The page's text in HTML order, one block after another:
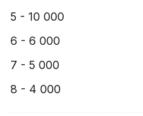
5 - 10 000
6 - 6 000
7 - 5 000
8 - 4 000